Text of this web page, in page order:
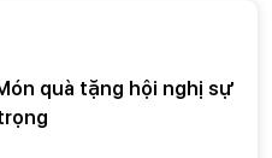
quà tặng hội nghị sự